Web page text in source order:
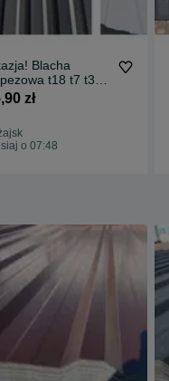
Blacha
t18 t7 t35
kolory SZYBKA
zł
o 07:48